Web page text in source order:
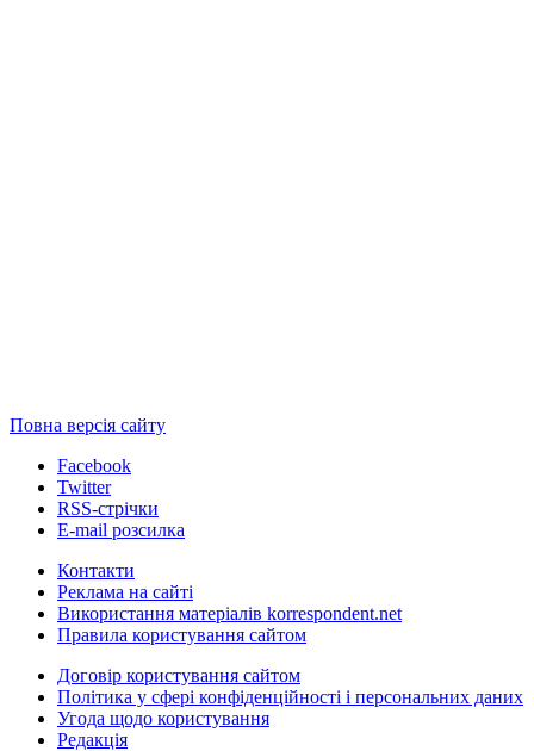
Повна версія сайту
Facebook
Twitter
RSS-стрічки
E-mail розсилка
Контакти
Реклама на сайті
Використання матеріалів korrespondent.net
Правила користування сайтом
Договір користування сайтом
Політика у сфері конфіденційності і персональних даних
Угода щодо користування
Редакція